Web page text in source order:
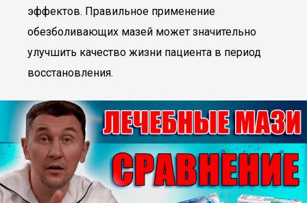
эффектов. Правильное применение
обезболивающих мазей может значительно
улучшить качество жизни пациента в период
восстановления.